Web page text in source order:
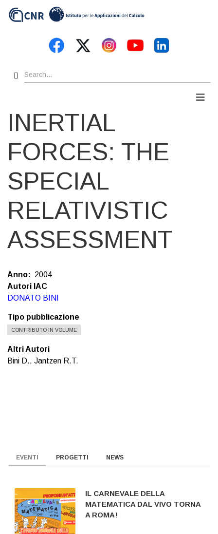
Search
INERTIAL
FORCES: THE
SPECIAL
RELATIVISTIC
ASSESSMENT
Anno
2004
Autori IAC
DONATO BINI
Tipo pubblicazione
CONTRIBUTO IN VOLUME
Altri Autori
Bini D., Jantzen R.T.
EVENTI PROGETTI NEWS
IL CARNEVALE DELLA
MATEMATICA DAL VIVO TORNA
A ROMA!